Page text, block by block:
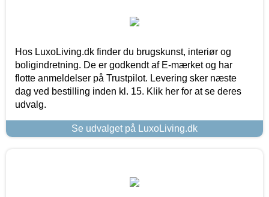
Hos LuxoLiving.dk finder du brugskunst, interiør og
boligindretning. De er godkendt af E-mærket og har
flotte anmeldelser på Trustpilot. Levering sker næste
dag ved bestilling inden kl. 15. Klik her for at se deres
udvalg.
Se udvalget på LuxoLiving.dk